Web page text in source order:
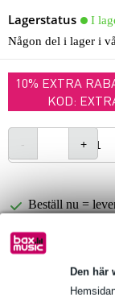
Den här
Lagerstatus
I
Någon del i lager i
10% EXTRA
KOD:
Beställ nu =
Över 48 000
1 250 ledande